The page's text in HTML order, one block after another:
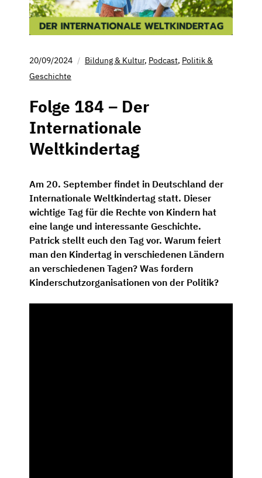
20/09/2024 Bildung & Kultur, Podcast, Politik &
Geschichte
Folge 184 – Der
Internationale
Weltkindertag
Am 20. September findet in Deutschland der
Internationale Weltkindertag statt. Dieser
wichtige Tag für die Rechte von Kindern hat
eine lange und interessante Geschichte.
Patrick stellt euch den Tag vor. Warum feiert
man den Kindertag in verschiedenen Ländern
an verschiedenen Tagen? Was fordern
Kinderschutzorganisationen von der Politik?